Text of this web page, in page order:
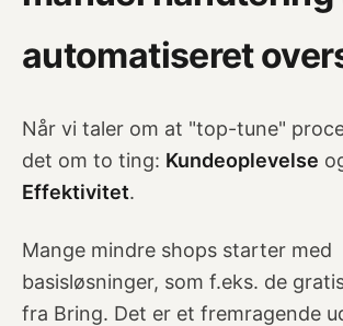
automatiseret
Når vi taler om at "top-tune"
det om to ting: Kundeoplevelse
Effektivitet.
Mange mindre shops starter med
basisløsninger, som f.eks. de
fra Bring. Det er et fremragende